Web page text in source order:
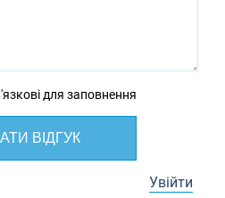
для заповнення
ВІДГУК
Увійти